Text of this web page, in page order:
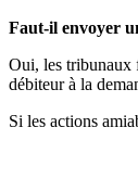
Faut-il envoyer
Oui, les tribunaux
débiteur à la
Si les actions